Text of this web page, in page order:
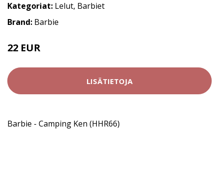
Kategoriat: Lelut, Barbiet
Brand: Barbie
22 EUR
LISÄTIETOJA
Barbie - Camping Ken (HHR66)